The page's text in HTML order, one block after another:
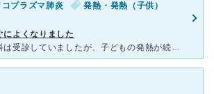
コプラズマ肺炎
発熱・発熱（子供）
よくなりました
かかりつけの小児科は受診していましたが、子どもの発熱が続き、なかなか改善せず、夜間に再度高熱が出たためこちらを受診しました。夜間診療だったため、まずは受付をして、トリアージという緊急性を判断する聞き取